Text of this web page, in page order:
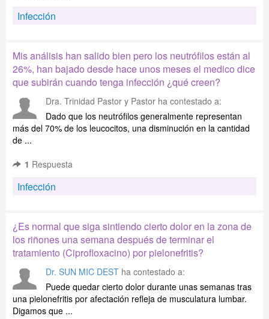
Infección
Mis análisis han salido bien pero los neutrófilos están al
26%, han bajado desde hace unos meses el medico dice
que subirán cuando tenga infección ¿qué creen?
Dra. Trinidad Pastor y Pastor ha contestado a:
Dado que los neutrófilos generalmente representan
más del 70% de los leucocitos, una disminución en la cantidad
de ...
1 Respuesta
Infección
¿Es normal que siga sintiendo cierto dolor en la zona de
los riñones una semana después de terminar el
tratamiento (Ciprofloxacino) por pielonefritis?
Dr. SUN MIC DEST ha contestado a:
Puede quedar cierto dolor durante unas semanas tras
una pielonefritis por afectación refleja de musculatura lumbar.
Digamos que ...